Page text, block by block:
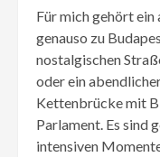
Für mich gehört ein
genauso zu
nostalgischen
oder ein
Kettenbrücke mit
Parlament. Es sind
intensiven